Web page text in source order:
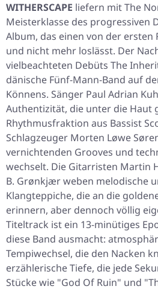
WITHERSCAPE liefern mitThe
Meisterklasse des progressiven
Album, das einen von der ersten
und nicht mehr loslässt. Der
vielbeachteten Debüts The
dänische Fünf-Mann-Band auf
Könnens. Sänger Paul Adrian
Authentizität, die unter die Haut
Rhythmusfraktion aus Bassist
Schlagzeuger Morten Løwe
vernichtenden Grooves und
wechselt. Die Gitarristen Martin
B. Grønkjær weben melodische
Klangteppiche, die an die
erinnern, aber dennoch völlig
Titeltrack ist ein 13-minütiges
diese Band ausmacht:
Tempiwechsel, die den Nacken
erzählerische Tiefe, die jede
Stücke wie "God Of Ruin" und